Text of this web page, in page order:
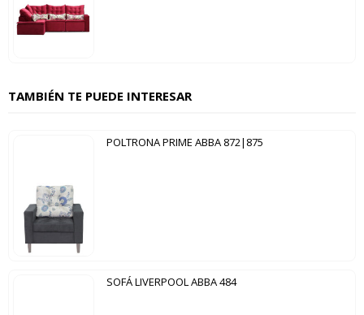
TAMBIÉN TE PUEDE INTERESAR
POLTRONA PRIME ABBA 872|875
SOFÁ LIVERPOOL ABBA 484